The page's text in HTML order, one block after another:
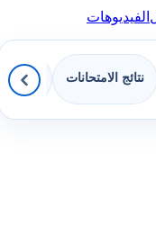
الفيديوهات
نتائج الامتحانات